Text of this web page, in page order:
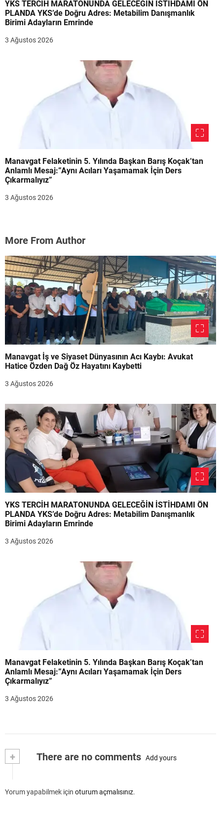
YKS TERCİH MARATONUNDA GELECEĞİN İSTİHDAMI ÖN
PLANDA YKS’de Doğru Adres: Metabilim Danışmanlık
Birimi Adayların Emrinde
3 Ağustos 2026
Manavgat Felaketinin 5. Yılında Başkan Barış Koçak’tan
Anlamlı Mesaj:”Aynı Acıları Yaşamamak İçin Ders
Çıkarmalıyız”
3 Ağustos 2026
More From Author
Manavgat İş ve Siyaset Dünyasının Acı Kaybı: Avukat
Hatice Özden Dağ Öz Hayatını Kaybetti
3 Ağustos 2026
YKS TERCİH MARATONUNDA GELECEĞİN İSTİHDAMI ÖN
PLANDA YKS’de Doğru Adres: Metabilim Danışmanlık
Birimi Adayların Emrinde
3 Ağustos 2026
Manavgat Felaketinin 5. Yılında Başkan Barış Koçak’tan
Anlamlı Mesaj:”Aynı Acıları Yaşamamak İçin Ders
Çıkarmalıyız”
3 Ağustos 2026
+ There are no comments Add yours
Yorum yapabilmek için oturum açmalısınız.